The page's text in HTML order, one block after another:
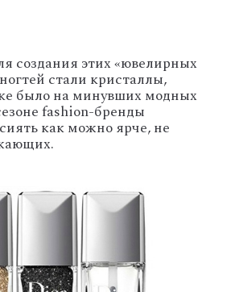
создания этих «ювелирных
стали кристаллы,
было на минувших модных
fashion-бренды
как можно ярче, не